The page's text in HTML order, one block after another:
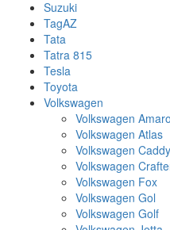
Suzuki
TagAZ
Tata
Tatra 815
Tesla
Toyota
Volkswagen
Volkswagen
Volkswagen Atlas
Volkswagen Caddy
Volkswagen
Volkswagen Fox
Volkswagen Gol
Volkswagen Golf